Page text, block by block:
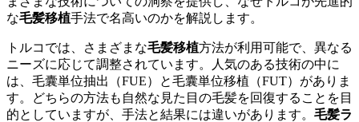
な毛髪移植手法で名高いのかを解説します。
トルコでは、さまざまな毛髪移植方法が利用可能で、異なる
ニーズに応じて調整されています。人気のある技術の中に
は、毛囊単位抽出（FUE）と毛囊単位移植（FUT）がありま
す。どちらの方法も自然な見た目の毛髪を回復することを目
的としていますが、手法と結果には違いがあります。 毛髪ラ